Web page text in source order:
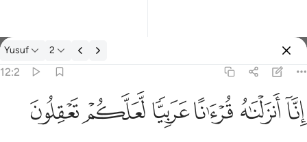
Tafseer: Yusuf 12:2
Yusuf 2
12:2
انا انزلناه قرانا عربيا لعلكم تعقلون ٢
إِنَّآ أَنزَلْنَـٰهُ قُرْءَٰنًا عَرَبِيًّۭا لَّعَلَّكُمْ تَعْقِلُونَ ٢
ﲙﲚﲛﲜﲝﲞ